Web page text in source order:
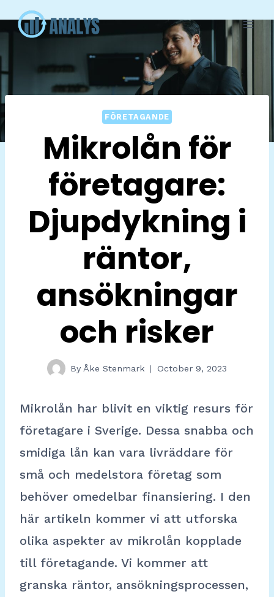
FÖRETAGANDE
Mikrolån för
företagare:
Djupdykning i
räntor,
ansökningar
och risker
By Åke Stenmark October 9, 2023
Mikrolån har blivit en viktig resurs för
företagare i Sverige. Dessa snabba och
smidiga lån kan vara livräddare för
små och medelstora företag som
behöver omedelbar finansiering. I den
här artikeln kommer vi att utforska
olika aspekter av mikrolån kopplade
till företagande. Vi kommer att
granska räntor, ansökningsprocessen,